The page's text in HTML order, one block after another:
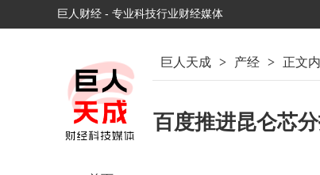
巨人财经 - 专业科技行业财经媒体
巨人天成 > 产经 > 正文
百度推进昆仑芯